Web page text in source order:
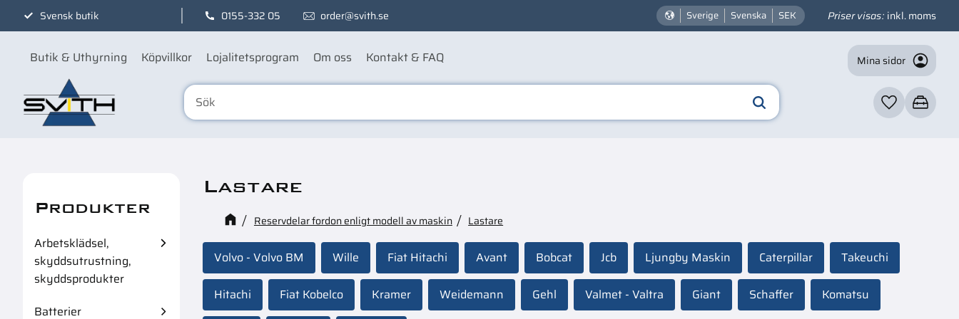
Svensk butik 0155-332 05 order@svith.se Sverige Svenska SEK Priser visas inkl. moms
Butik & Uthyrning Köpvillkor Lojalitetsprogram Om oss Kontakt & FAQ Mina sidor
Favoriter
Kundvagn
Lastare
Reservdelar fordon enligt modell av maskin Lastare
Volvo - Volvo BM Wille Fiat Hitachi Avant Bobcat Jcb Ljungby Maskin Caterpillar Takeuchi
Hitachi Fiat Kobelco Kramer Weidemann Gehl Valmet - Valtra Giant Schaffer Komatsu
Produkter
Arbetsklädsel,
skyddsutrustning,
skyddsprodukter
Batterier